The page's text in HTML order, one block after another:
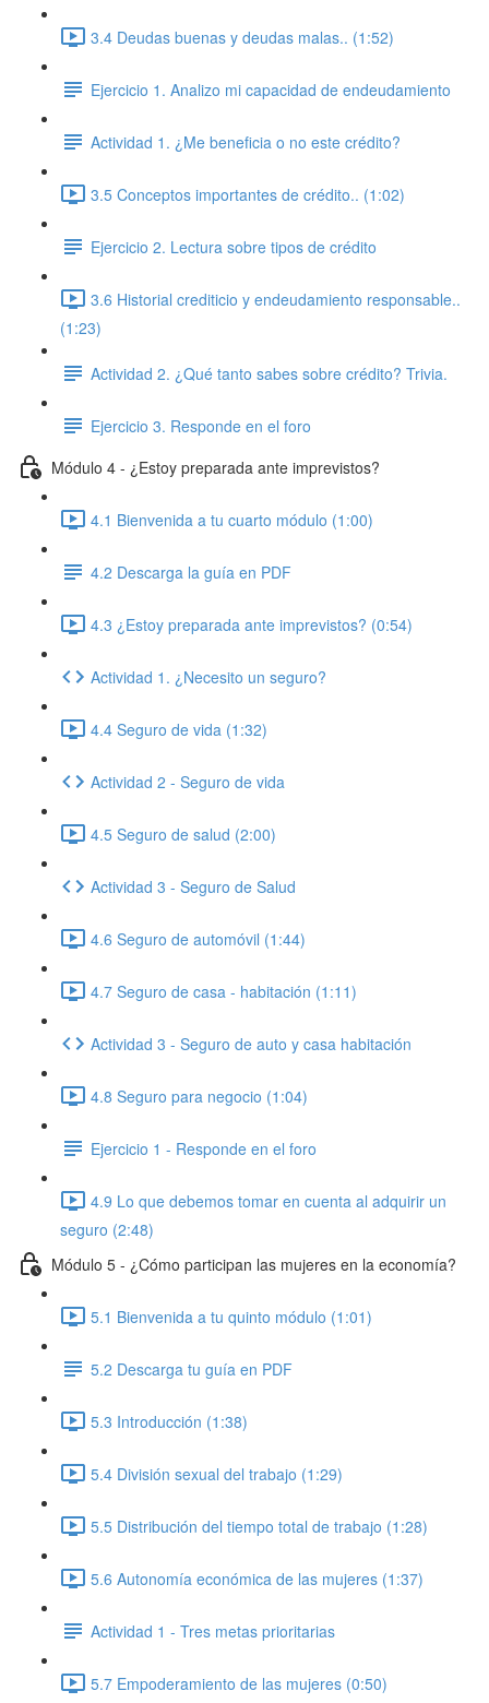
3.4 Deudas buenas y deudas malas.. (1:52)
Ejercicio 1. Analizo mi capacidad de endeudamiento
Actividad 1. ¿Me beneficia o no este crédito?
3.5 Conceptos importantes de crédito.. (1:02)
Ejercicio 2. Lectura sobre tipos de crédito
3.6 Historial crediticio y endeudamiento responsable..
(1:23)
Actividad 2. ¿Qué tanto sabes sobre crédito? Trivia.
Ejercicio 3. Responde en el foro
Módulo 4 - ¿Estoy preparada ante imprevistos?
4.1 Bienvenida a tu cuarto módulo (1:00)
4.2 Descarga la guía en PDF
4.3 ¿Estoy preparada ante imprevistos? (0:54)
Actividad 1. ¿Necesito un seguro?
4.4 Seguro de vida (1:32)
Actividad 2 - Seguro de vida
4.5 Seguro de salud (2:00)
Actividad 3 - Seguro de Salud
4.6 Seguro de automóvil (1:44)
4.7 Seguro de casa - habitación (1:11)
Actividad 3 - Seguro de auto y casa habitación
4.8 Seguro para negocio (1:04)
Ejercicio 1 - Responde en el foro
4.9 Lo que debemos tomar en cuenta al adquirir un
seguro (2:48)
Módulo 5 - ¿Cómo participan las mujeres en la economía?
5.1 Bienvenida a tu quinto módulo (1:01)
5.2 Descarga tu guía en PDF
5.3 Introducción (1:38)
5.4 División sexual del trabajo (1:29)
5.5 Distribución del tiempo total de trabajo (1:28)
5.6 Autonomía económica de las mujeres (1:37)
Actividad 1 - Tres metas prioritarias
5.7 Empoderamiento de las mujeres (0:50)